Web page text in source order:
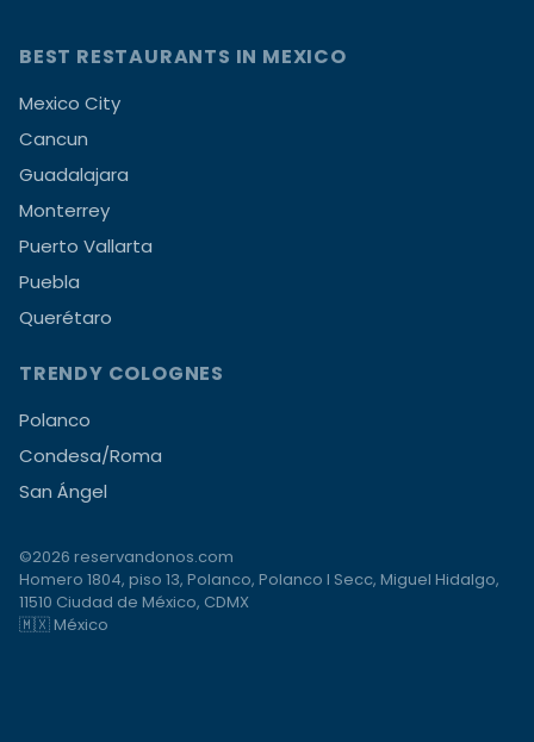
BEST RESTAURANTS IN MEXICO
Mexico City
Cancun
Guadalajara
Monterrey
Puerto Vallarta
Puebla
Querétaro
TRENDY COLOGNES
Polanco
Condesa/Roma
San Ángel
©2026 reservandonos.com
Homero 1804, piso 13, Polanco, Polanco I Secc, Miguel Hidalgo,
11510 Ciudad de México, CDMX
🇲🇽 México